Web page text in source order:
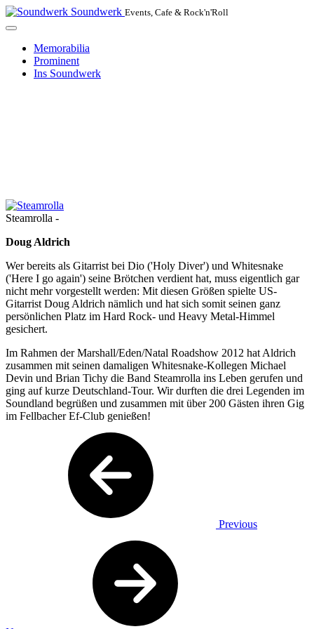
Soundwerk Events, Cafe & Rock'n'Roll
Memorabilia
Prominent
Ins Soundwerk
Steamrolla -
Doug Aldrich
Wer bereits als Gitarrist bei Dio ('Holy Diver') und Whitesnake
('Here I go again') seine Brötchen verdient hat, muss eigentlich gar
nicht mehr vorgestellt werden: Mit diesen Größen spielte US-
Gitarrist Doug Aldrich nämlich und hat sich somit seinen ganz
persönlichen Platz im Hard Rock- und Heavy Metal-Himmel
gesichert.
Im Rahmen der Marshall/Eden/Natal Roadshow 2012 hat Aldrich
zusammen mit seinen damaligen Whitesnake-Kollegen Michael
Devin und Brian Tichy die Band Steamrolla ins Leben gerufen und
ging auf kurze Deutschland-Tour. Wir durften die drei Legenden im
Soundland begrüßen und zusammen mit über 200 Gästen ihren Gig
im Fellbacher Ef-Club genießen!
Previous